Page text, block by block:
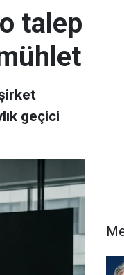
talep
geçici